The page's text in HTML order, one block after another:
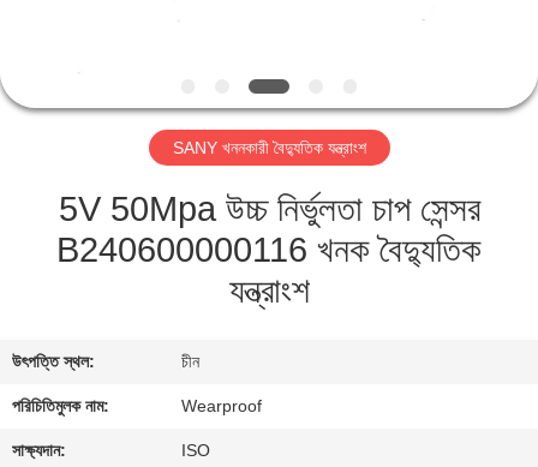
যোগাযোগ
উদ্ধৃতির
জন্য
সাইট
ম্যাপ
SANY খননকারী বৈদ্যুতিক যন্ত্রাংশ
5V 50Mpa উচ্চ নির্ভুলতা চাপ সেন্সর
B240600000116 খনক বৈদ্যুতিক
যন্ত্রাংশ
উৎপত্তি স্থল: চীন
পরিচিতিমুলক নাম: Wearproof
সাক্ষ্যদান: ISO